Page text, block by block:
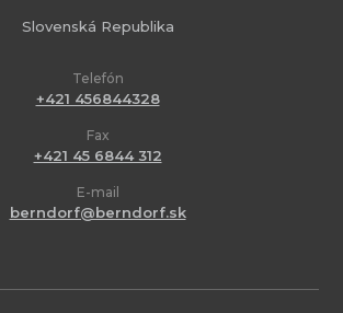
Slovenská Republika
Telefón
+421 456844328
Fax
+421 45 6844 312
E-mail
berndorf@berndorf.sk